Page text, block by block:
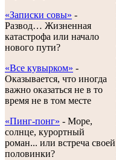
«Записки совы» -
Развод… Жизненная
катастрофа или начало
нового пути?
«Все кувырком» -
Оказывается, что иногда
важно оказаться не в то
время не в том месте
«Пинг-понг» - Море,
солнце, курортный
роман... или встреча своей
половинки?